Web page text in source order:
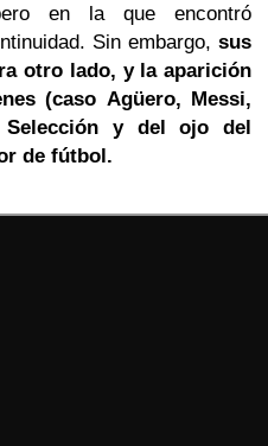
en la que encontró
Sin embargo, sus
otro lado, y la aparición
(caso Agüero, Messi,
y del ojo del
de fútbol.